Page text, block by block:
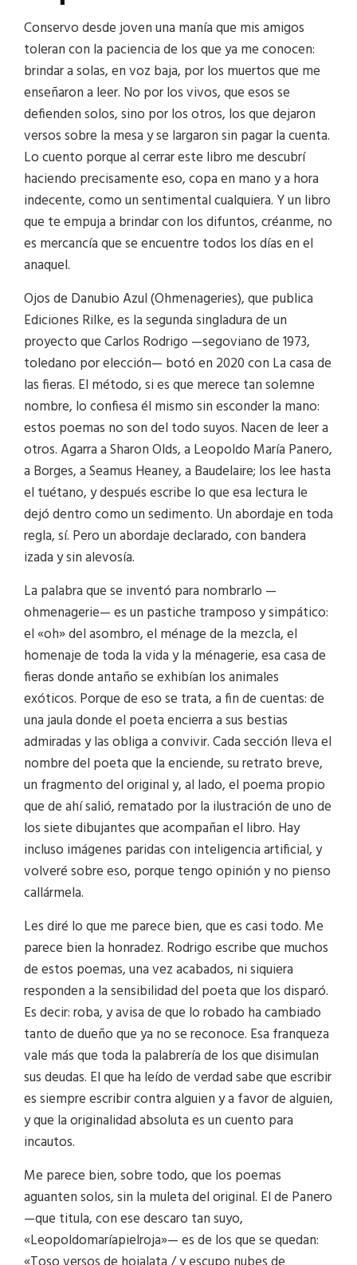
Conservo desde joven una manía que mis amigos
toleran con la paciencia de los que ya me conocen:
brindar a solas, en voz baja, por los muertos que me
enseñaron a leer. No por los vivos, que esos se
defienden solos, sino por los otros, los que dejaron
versos sobre la mesa y se largaron sin pagar la cuenta.
Lo cuento porque al cerrar este libro me descubrí
haciendo precisamente eso, copa en mano y a hora
indecente, como un sentimental cualquiera. Y un libro
que te empuja a brindar con los difuntos, créanme, no
es mercancía que se encuentre todos los días en el
anaquel.
Ojos de Danubio Azul (Ohmenageries), que publica
Ediciones Rilke, es la segunda singladura de un
proyecto que Carlos Rodrigo —segoviano de 1973,
toledano por elección— botó en 2020 con La casa de
las fieras. El método, si es que merece tan solemne
nombre, lo confiesa él mismo sin esconder la mano:
estos poemas no son del todo suyos. Nacen de leer a
otros. Agarra a Sharon Olds, a Leopoldo María Panero,
a Borges, a Seamus Heaney, a Baudelaire; los lee hasta
el tuétano, y después escribe lo que esa lectura le
dejó dentro como un sedimento. Un abordaje en toda
regla, sí. Pero un abordaje declarado, con bandera
izada y sin alevosía.
La palabra que se inventó para nombrarlo —
ohmenagerie— es un pastiche tramposo y simpático:
el «oh» del asombro, el ménage de la mezcla, el
homenaje de toda la vida y la ménagerie, esa casa de
fieras donde antaño se exhibían los animales
exóticos. Porque de eso se trata, a fin de cuentas: de
una jaula donde el poeta encierra a sus bestias
admiradas y las obliga a convivir. Cada sección lleva el
nombre del poeta que la enciende, su retrato breve,
un fragmento del original y, al lado, el poema propio
que de ahí salió, rematado por la ilustración de uno de
los siete dibujantes que acompañan el libro. Hay
incluso imágenes paridas con inteligencia artificial, y
volveré sobre eso, porque tengo opinión y no pienso
callármela.
Les diré lo que me parece bien, que es casi todo. Me
parece bien la honradez. Rodrigo escribe que muchos
de estos poemas, una vez acabados, ni siquiera
responden a la sensibilidad del poeta que los disparó.
Es decir: roba, y avisa de que lo robado ha cambiado
tanto de dueño que ya no se reconoce. Esa franqueza
vale más que toda la palabrería de los que disimulan
sus deudas. El que ha leído de verdad sabe que escribir
es siempre escribir contra alguien y a favor de alguien,
y que la originalidad absoluta es un cuento para
incautos.
Me parece bien, sobre todo, que los poemas
aguanten solos, sin la muleta del original. El de Panero
—que titula, con ese descaro tan suyo,
«Leopoldomaríapielroja»— es de los que se quedan: